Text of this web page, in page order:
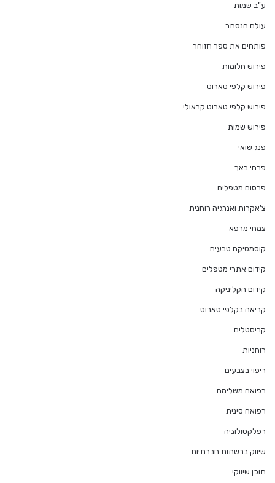
ע"ב שמות
עולם הנסתר
פותחים את ספר הזוהר
פירוש חלומות
פירוש קלפי טארוט
פירוש קלפי טארוט קראולי
פירוש שמות
פנג שואי
פרחי באך
פרסום מטפלים
צ'אקרות ואנרגיה רוחנית
צמחי מרפא
קוסמטיקה טבעית
קידום אתרי מטפלים
קידום הקליניקה
קריאה בקלפי טארוט
קריסטלים
רוחניות
ריפוי בצבעים
רפואה משלימה
רפואה סינית
רפלקסולוגיה
שיווק ברשתות חברתיות
תוכן שיווקי